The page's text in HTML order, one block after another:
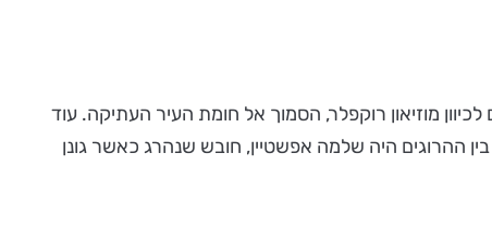
55, היתה לפרוץ מזרחה דרך הפירצה שיצרו גדוד 71, ולנוע על דרך שכם לכיוון מוזיאון רוקפלר, הסמוך אל חומת העיר העתיקה. עוד
ההרוגים היה שלמה אפשטיין, חובש שנהרג כאשר גונן